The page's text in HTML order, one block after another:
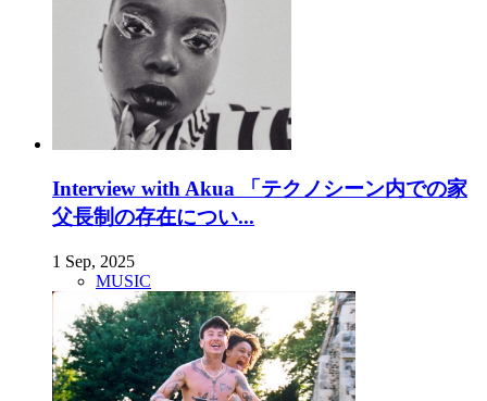
Interview with Akua 「テクノシーン内での家
父長制の存在につい...
1 Sep, 2025
MUSIC